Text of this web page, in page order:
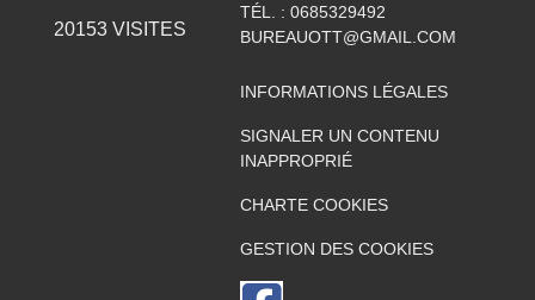
20153VISITES
TÉL. : 0685329492
BUREAUOTT@GMAIL.COM
INFORMATIONS LÉGALES
SIGNALER UN CONTENU
INAPPROPRIÉ
CHARTE COOKIES
GESTION DES COOKIES